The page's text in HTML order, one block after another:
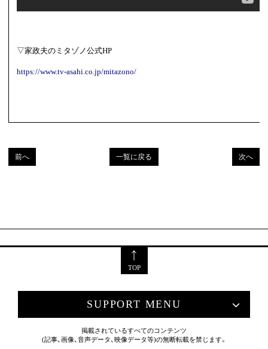
▽家政夫のミタゾノ公式HP
https://www.tv-asahi.co.jp/mitazono/
前へ 一覧に戻る 次へ
TOP
SUPPORT MENU
掲載されているすべてのコンテンツ
(記事、画像、音声データ、映像データ等)の無断転載を禁じます。